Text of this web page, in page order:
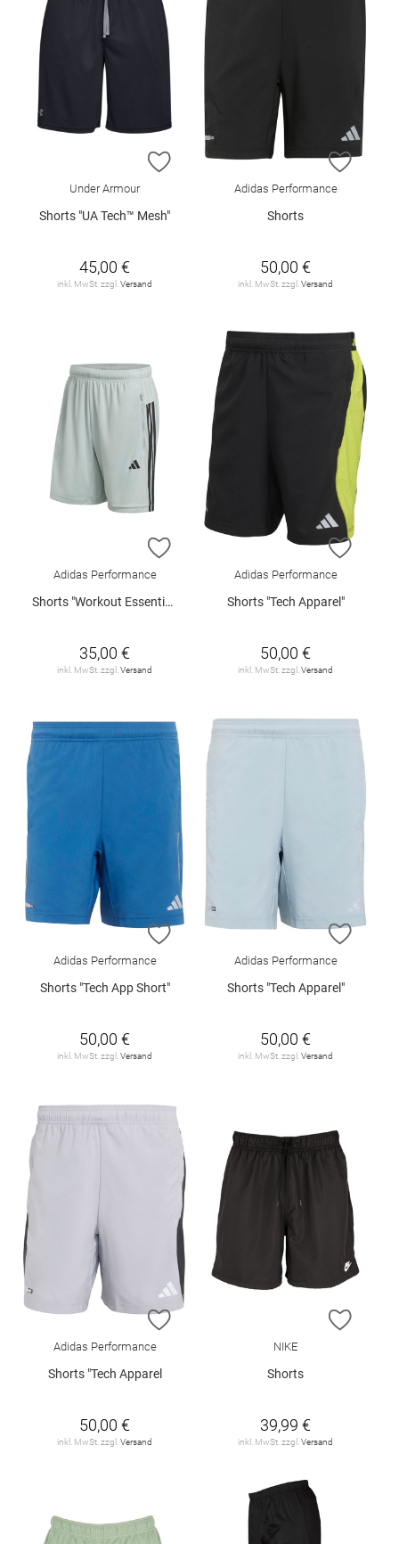
ZUR WUNSCHLISTE HINZUFÜGEN
Under Armour
Shorts "UA Tech™ Mesh"
45,00 €
inkl. MwSt. zzgl.Versand
ZUR
Adidas Performance
Shorts
50,00 €
inkl. MwSt. zzgl.Versand
ZUR WUNSCHLISTE HINZUFÜGEN
Adidas Performance
Shorts "Workout Essentials Base"
35,00 €
inkl. MwSt. zzgl.Versand
ZUR
Adidas Performance
Shorts "Tech Apparel"
50,00 €
inkl. MwSt. zzgl.Versand
ZUR WUNSCHLISTE HINZUFÜGEN
Adidas Performance
Shorts "Tech App Short"
50,00 €
inkl. MwSt. zzgl. Versand
ZUR
Adidas Performance
Shorts "Tech Apparel"
50,00 €
inkl. MwSt. zzgl. Versand
ZUR WUNSCHLISTE HINZUFÜGEN
Adidas Performance
Shorts "Tech Apparel
50,00 €
inkl. MwSt. zzgl. Versand
ZUR
NIKE
Shorts
39,99 €
inkl. MwSt. zzgl. Versand